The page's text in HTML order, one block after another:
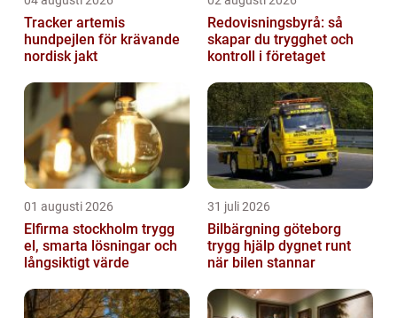
Tracker artemis
hundpejlen för krävande
nordisk jakt
Redovisningsbyrå: så
skapar du trygghet och
kontroll i företaget
01 augusti 2026
Elfirma stockholm trygg
el, smarta lösningar och
långsiktigt värde
31 juli 2026
Bilbärgning göteborg
trygg hjälp dygnet runt
när bilen stannar